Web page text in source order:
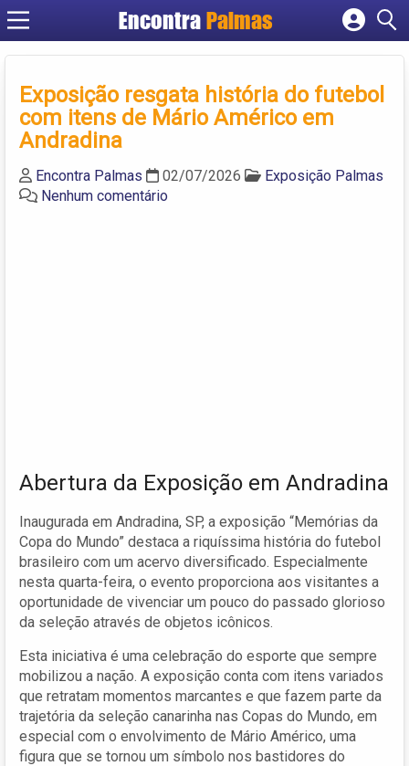
Encontra Palmas
Cadastrar empresa
Criar conta
Exposição resgata história do futebol
com itens de Mário Américo em
Andradina
Encontra Palmas 02/07/2026
Exposição Palmas
Nenhum comentário
Abertura da Exposição em Andradina
Inaugurada em Andradina, SP, a exposição “Memórias da
Copa do Mundo” destaca a riquíssima história do futebol
brasileiro com um acervo diversificado. Especialmente
nesta quarta-feira, o evento proporciona aos visitantes a
oportunidade de vivenciar um pouco do passado glorioso
da seleção através de objetos icônicos.
Esta iniciativa é uma celebração do esporte que sempre
mobilizou a nação. A exposição conta com itens variados
que retratam momentos marcantes e que fazem parte da
trajetória da seleção canarinha nas Copas do Mundo, em
especial com o envolvimento de Mário Américo, uma
figura que se tornou um símbolo nos bastidores do